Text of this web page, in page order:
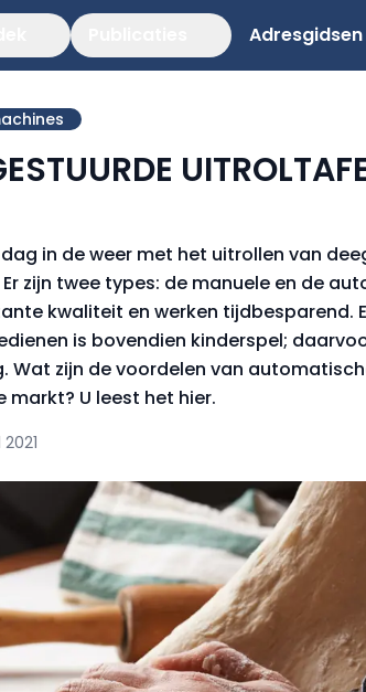
Adresgidsen
in de weer met het uitrollen van
zijn twee types: de manuele en de
kwaliteit en werken tijdbesparend.
is bovendien kinderspel;
Wat zijn de voordelen van
markt? U leest het hier.